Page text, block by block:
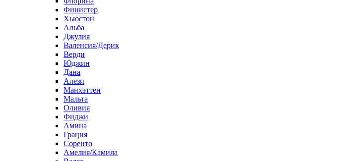
Финистер
Хьюстон
Альба
Джулия
Валенсия/Дерик
Верди
Юджин
Дана
Алези
Манхэттен
Мальта
Оливия
Фиджи
Амина
Грация
Соренто
Амелия/Камила